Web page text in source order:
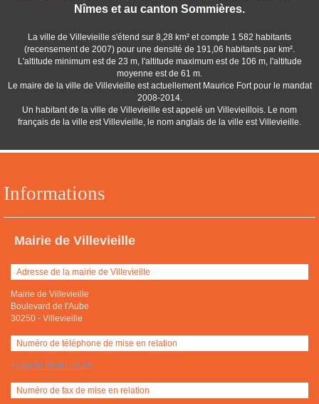
Informations
Mairie de Villevieille
Adresse de la mairie de Villevieille
Mairie de Villevieille
Boulevard de l'Aube
30250 - Villevieille
Numéro de téléphone de mise en relation
+(33) 04 66 80 03 24
Numéro de fax de mise en relation
Nîmes et au canton Sommières.
La ville de Villevieille s'étend sur 8,28 km² et compte 1 582 habitants
(recensement de 2007) pour une densité de 191,06 habitants par km².
L'altitude minimum est de 23 m, l'altitude maximum est de 106 m, l'altitude
moyenne est de 61 m.
Le maire de la ville de Villevieille est actuellement Maurice Fort pour le mandat
2008-2014.
Un habitant de la ville de Villevieille est appelé un Villevieillois. Le nom
français de la ville est Villevieille, le nom anglais de la ville est Villevieille.